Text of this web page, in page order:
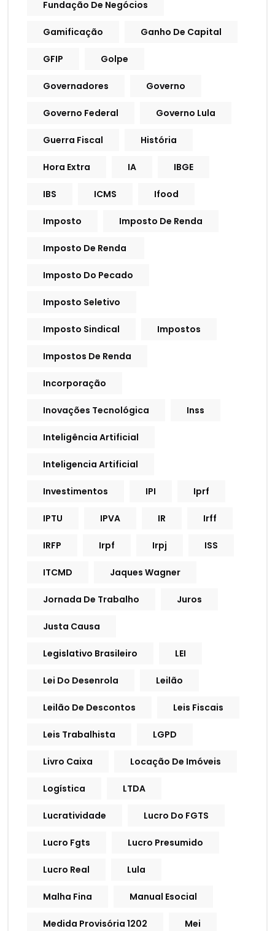
Fundação De Negócios
Gamificação Ganho De Capital
GFIP Golpe
Governadores Governo
Governo Federal Governo Lula
Guerra Fiscal História
Hora Extra IA IBGE
IBS ICMS Ifood
Imposto Imposto De Renda
Imposto De Renda
Imposto Do Pecado
Imposto Seletivo
Imposto Sindical Impostos
Impostos De Renda
Incorporação
Inovações Tecnológica Inss
Inteligência Artificial
Inteligencia Artificial
Investimentos IPI Iprf
IPTU IPVA IR Irff
IRFP Irpf Irpj ISS
ITCMD Jaques Wagner
Jornada De Trabalho Juros
Justa Causa
Legislativo Brasileiro LEI
Lei Do Desenrola Leilão
Leilão De Descontos Leis Fiscais
Leis Trabalhista LGPD
Livro Caixa Locação De Imóveis
Logística LTDA
Lucratividade Lucro Do FGTS
Lucro Fgts Lucro Presumido
Lucro Real Lula
Malha Fina Manual Esocial
Medida Provisória 1202 Mei